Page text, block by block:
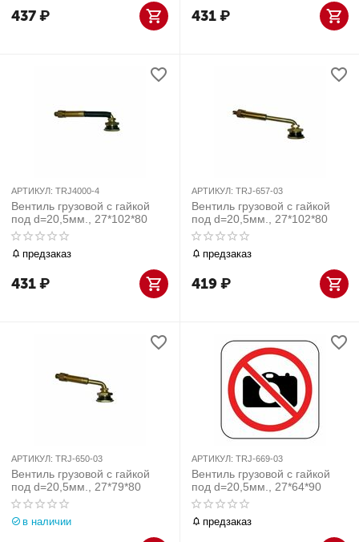
437₽ 431₽
АРТИКУЛ: TRJ4000-4
Вентиль грузовой с гайкой
под d=20,5мм., 27*102*80
предзаказ
431₽
АРТИКУЛ: TRJ-657-03
Вентиль грузовой с гайкой
под d=20,5мм., 27*102*80
предзаказ
419₽
АРТИКУЛ: TRJ-650-03
Вентиль грузовой с гайкой
под d=20,5мм., 27*79*80
в наличии
АРТИКУЛ: TRJ-669-03
Вентиль грузовой с гайкой
под d=20,5мм., 27*64*90
предзаказ